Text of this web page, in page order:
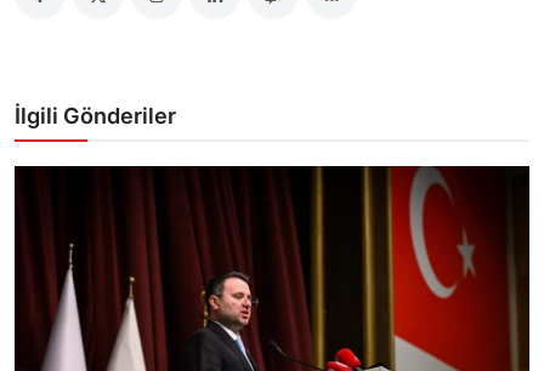
İlgili Gönderiler